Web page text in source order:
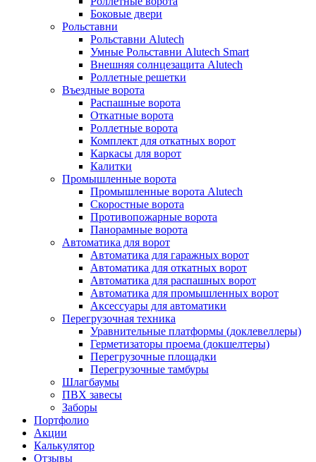
Боковые двери
Рольставни
Рольставни Alutech
Умные Рольставни Alutech Smart
Внешняя солнцезащита Alutech
Роллетные решетки
Въездные ворота
Распашные ворота
Откатные ворота
Роллетные ворота
Комплект для откатных ворот
Каркасы для ворот
Калитки
Промышленные ворота
Промышленные ворота Alutech
Скоростные ворота
Противопожарные ворота
Панорамные ворота
Автоматика для ворот
Автоматика для гаражных ворот
Автоматика для откатных ворот
Автоматика для распашных ворот
Автоматика для промышленных ворот
Аксессуары для автоматики
Перегрузочная техника
Уравнительные платформы (доклевеллеры)
Герметизаторы проема (докшелтеры)
Перегрузочные площадки
Перегрузочные тамбуры
Шлагбаумы
ПВХ завесы
Заборы
Портфолио
Акции
Калькулятор
Отзывы